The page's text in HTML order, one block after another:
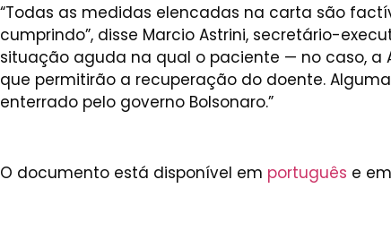
“Todas as medidas elencadas na carta são
cumprindo”, disse Marcio Astrini, secretário-
situação aguda na qual o paciente — no caso, a
que permitirão a recuperação do doente.
enterrado pelo governo Bolsonaro.”
O documento está disponível em português e em